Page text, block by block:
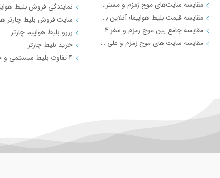
مقایسه سایت‌های موج زمزم و مستربلیط | بهترین قیمت بلیط هواپیما
مقایسه قیمت بلیط هواپیما؛ آنلاین بخریم یا حضوری؟
مقایسه جامع بین موج زمزم و سفر 724 برای رزرو بلیط
مقایسه سایت های موج زمزم و علی بابا | خرید بلیط هواپیما
سایت فروش بلیط چارتر
رزرو بلیط هواپیما چارتر
خرید بلیط چارتر
تور کربلا ⭐️بهترین زمان برای شرکت در تور کربلا